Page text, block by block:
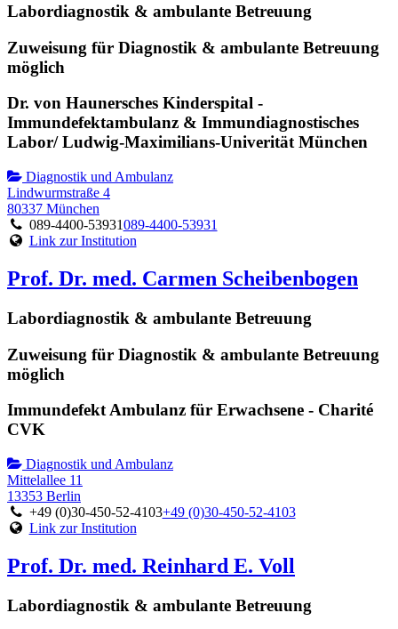
Labordiagnostik & ambulante Betreuung
Zuweisung für Diagnostik & ambulante Betreuung
möglich
Dr. von Haunersches Kinderspital -
Immundefektambulanz & Immundiagnostisches
Labor/ Ludwig-Maximilians-Univerität München
Diagnostik und Ambulanz
Lindwurmstraße 4
80337 München
089-4400-53931089-4400-53931
Link zur Institution
Prof. Dr. med. Carmen Scheibenbogen
Labordiagnostik & ambulante Betreuung
Zuweisung für Diagnostik & ambulante Betreuung
möglich
Immundefekt Ambulanz für Erwachsene - Charité
CVK
Diagnostik und Ambulanz
Mittelallee 11
13353 Berlin
+49 (0)30-450-52-4103+49 (0)30-450-52-4103
Link zur Institution
Prof. Dr. med. Reinhard E. Voll
Labordiagnostik & ambulante Betreuung